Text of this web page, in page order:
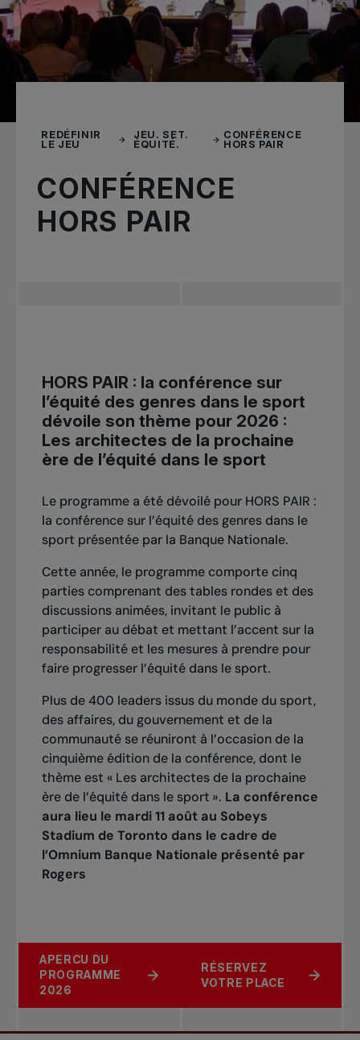
REDÉFINIR
LE JEU
JEU. SET.
ÉQUITÉ.
CONFÉRENCE
HORS PAIR
CONFÉRENCE
HORS PAIR
HORS PAIR : la conférence sur
l’équité des genres dans le sport
dévoile son thème pour 2026 :
Les architectes de la prochaine
ère de l’équité dans le sport
Le programme a été dévoilé pour HORS PAIR :
la conférence sur l’équité des genres dans le
sport présentée par la Banque Nationale.
Cette année, le programme comporte cinq
parties comprenant des tables rondes et des
discussions animées, invitant le public à
participer au débat et mettant l’accent sur la
responsabilité et les mesures à prendre pour
faire progresser l’équité dans le sport.
Plus de 400 leaders issus du monde du sport,
des affaires, du gouvernement et de la
communauté se réuniront à l’occasion de la
cinquième édition de la conférence, dont le
thème est « Les architectes de la prochaine
ère de l’équité dans le sport ». La conférence
aura lieu le mardi 11 août au Sobeys
Stadium de Toronto dans le cadre de
l’Omnium Banque Nationale présenté par
Rogers
APERCU DU
PROGRAMME
2026
RÉSERVEZ
VOTRE PLACE